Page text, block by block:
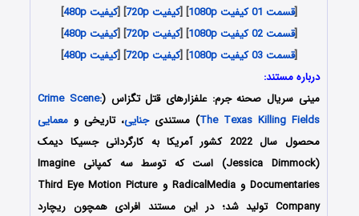
[قسمت 01 کیفیت 1080p ] [کیفیت 720p ] [کیفیت 480p
]
[قسمت 02 کیفیت 1080p ] [کیفیت 720p ] [کیفیت 480p
]
[قسمت 03 کیفیت 1080p ] [کیفیت 720p ] [کیفیت 480p
]
درباره مستند:
مینی سریال صحنه جرم: علفزارهای قتل تگزاس (Crime Scene:
The Texas Killing Fields) مستندیجنایی، تاریخی و معمایی
محصول سال 2022 کشور آمریکا به کارگردانی جسیکا دیمک
(Jessica Dimmock) است که توسط سه کمپانی‌ Imagine
Documentaries و RadicalMedia و Third Eye Motion Picture
Company تولید شد؛ در این مستند افرادی همچون ریچارد